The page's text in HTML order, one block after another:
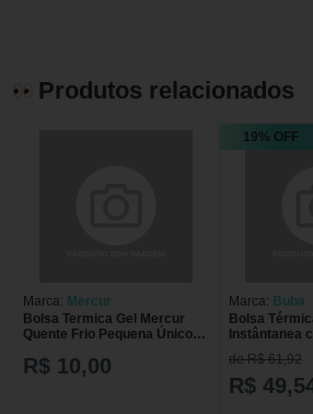
Produtos relacionados
Marca: Mercur
Bolsa Termica Gel Mercur
Quente Frio Pequena Único
R$ 10,00
19% OFF
Marca: Buba
Bolsa
Instântanea
Pelúcia
de R$ 61,92
R$